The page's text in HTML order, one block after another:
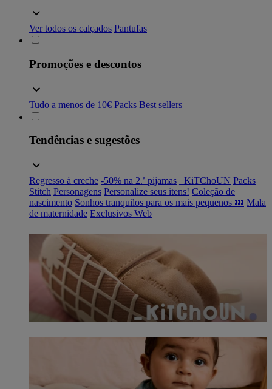
Ver todos os calçados Pantufas
Promoções e descontos
Tudo a menos de 10€ Packs Best sellers
Tendências e sugestões
Regresso à creche -50% na 2.ª pijamas _KiTChoUN Packs
Stitch Personagens Personalize seus itens! Coleção de
nascimento Sonhos tranquilos para os mais pequenos 💤 Mala
de maternidade Exclusivos Web